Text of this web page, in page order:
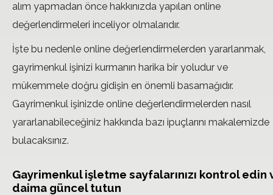
alım yapmadan önce hakkınızda yapılan online
değerlendirmeleri inceliyor olmalarıdır.
İşte bu nedenle online değerlendirmelerden yararlanmak,
gayrimenkul işinizi kurmanın harika bir yoludur ve
mükemmele doğru gidişin en önemli basamağıdır.
Gayrimenkul işinizde online değerlendirmelerden nasıl
yararlanabileceğiniz hakkında bazı ipuçlarını makalemizde
bulacaksınız.
Gayrimenkul işletme sayfalarınızı kontrol edin
daima güncel tutun